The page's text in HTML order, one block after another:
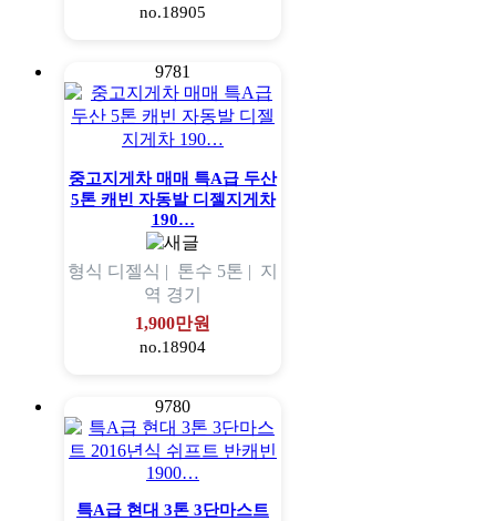
no.18905
9781
중고지게차 매매 특A급 두산
5톤 캐빈 자동발 디젤지게차
190…
형식 디젤식 | 톤수 5톤 | 지
역 경기
1,900만원
no.18904
9780
특A급 현대 3톤 3단마스트